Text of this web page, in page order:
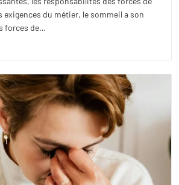
exigences du métier, le sommeil a son
forces de…